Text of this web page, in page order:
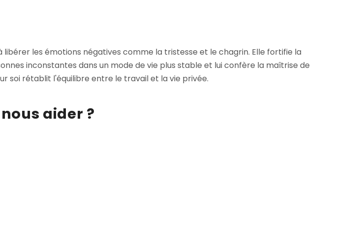
les émotions négatives comme la tristesse et le chagrin. Elle fortifie la
inconstantes dans un mode de vie plus stable et lui confère la maîtrise de
soi rétablit l'équilibre entre le travail et la vie privée.
aider ?